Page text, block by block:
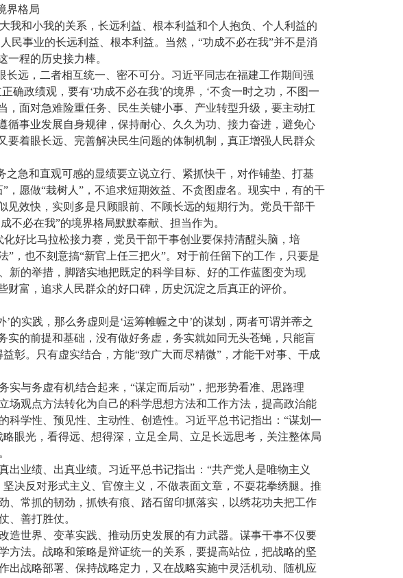
界格局
我和小我的关系，长远利益、根本利益和个人抱负、个人利益的
民事业的长远利益、根本利益。当然，“功成不必在我”并不是消
程的历史接力棒。
远，二者相互统一、密不可分。习近平同志在福建工作期间强
确政绩观，要有‘功成不必在我’的境界，‘不贪一时之功，不图一
，面对急难险重任务、民生关键小事、产业转型升级，要主动扛
循事业发展自身规律，保持耐心、久久为功、接力奋进，避免心
着眼长远、完善解决民生问题的体制机制，真正增强人民群众
急和直观可感的显绩要立说立行、紧抓快干，对作铺垫、打基
愿做“栽树人”，不追求短期效益、不贪图虚名。现实中，有的干
效快，实则多是只顾眼前、不顾长远的短期行为。党员干部干
不必在我”的境界格局默默奉献、担当作为。
好比马拉松接力赛，党员干部干事创业要保持清醒头脑，培
”，也不刻意搞“新官上任三把火”。对于前任留下的工作，只要是
新的举措，脚踏实地把既定的科学目标、好的工作蓝图变为现
富，追求人民群众的好口碑，历史沉淀之后真正的评价。
实践，那么务虚则是‘运筹帷幄之中’的谋划，两者可谓并蒂之
的前提和基础，没有做好务虚，务实就如同无头苍蝇，只能盲
彰。只有虚实结合，方能“致广大而尽精微”，才能干对事、干成
与务虚有机结合起来，“谋定而后动”，把形势看准、思路理
场观点方法转化为自己的科学思想方法和工作方法，提高政治能
学性、预见性、主动性、创造性。习近平总书记指出：“谋划一
眼光，看得远、想得深，立足全局、立足长远思考，关注整体局
业绩、出真业绩。习近平总书记指出：“共产党人是唯物主义
决反对形式主义、官僚主义，不做表面文章，不耍花拳绣腿。推
、常抓的韧劲，抓铁有痕、踏石留印抓落实，以绣花功夫把工作
、善打胜仗。
造世界、变革实践、推动历史发展的有力武器。谋事干事不仅要
法。战略和策略是辩证统一的关系，要提高站位，把战略的坚
出战略部署、保持战略定力，又在战略实施中灵活机动、随机应